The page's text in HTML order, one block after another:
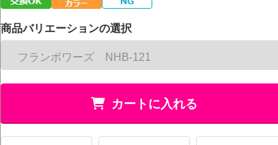
商品バリエーションの選択
カートに入れる